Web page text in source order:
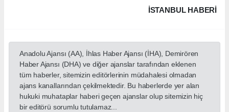
İSTANBUL HABERİ
Anadolu Ajansı (AA), İhlas Haber Ajansı (İHA), Demirören
Haber Ajansı (DHA) ve diğer ajanslar tarafından eklenen
tüm haberler, sitemizin editörlerinin müdahalesi olmadan
ajans kanallarından çekilmektedir. Bu haberlerde yer alan
hukuki muhataplar haberi geçen ajanslar olup sitemizin hiç
bir editörü sorumlu tutulamaz...